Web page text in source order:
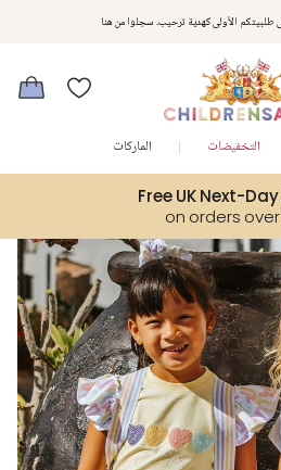
شراء لتحصلوا على هدايا حصرية وعروض مصممة خصيصا لتلبي
متطلباتكم
Free UK Next-
on orders
التخفيضات الماركات